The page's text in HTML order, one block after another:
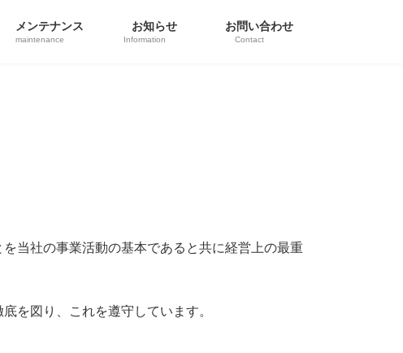
メンテナンス
maintenance
お知らせ
Information
お問い合わせ
Contact
当社の事業活動の基本であると共に経営上の最重
を図り、これを遵守しています。